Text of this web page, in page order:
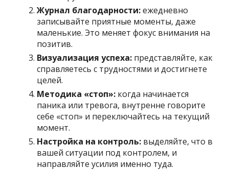
Журнал благодарности:ежедневно
записывайте приятные моменты, даже
маленькие. Это меняет фокус внимания на
позитив.
Визуализация успеха: представляйте, как
справляетесь с трудностями и достигнете
целей.
Методика «стоп»: когда начинается
паника или тревога, внутренне говорите
себе «стоп» и переключайтесь на текущий
момент.
Настройка на контроль: выделяйте, что в
вашей ситуации под контролем, и
направляйте усилия именно туда.